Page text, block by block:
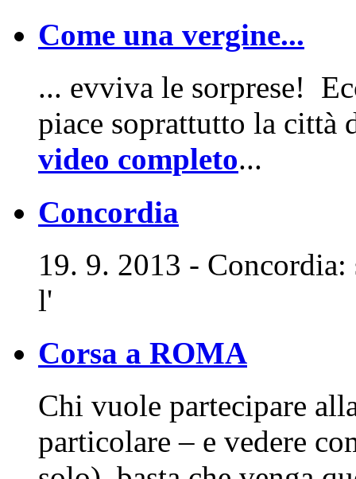
Come una vergine...
... evviva le sorprese!
piace soprattutto la
video completo...
Concordia
19. 9. 2013 -
l'
Corsa a ROMA
Chi vuole partecipare
particolare – e vedere